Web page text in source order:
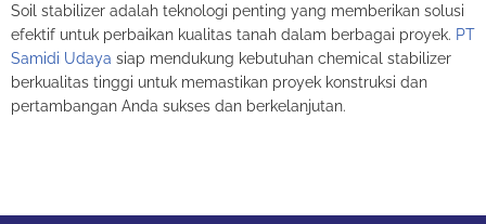
Soil stabilizer adalah teknologi penting yang memberikan solusi
efektif untuk perbaikan kualitas tanah dalam berbagai proyek. PT
Samidi Udaya siap mendukung kebutuhan chemical stabilizer
berkualitas tinggi untuk memastikan proyek konstruksi dan
pertambangan Anda sukses dan berkelanjutan.